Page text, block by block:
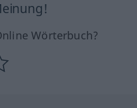
Wörterbuch?